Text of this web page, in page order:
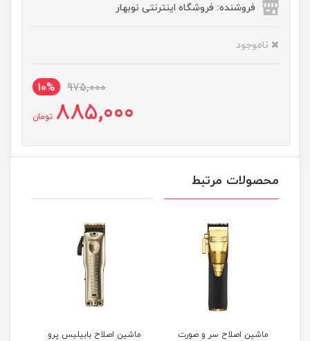
فروشنده: فروشگاه اینترنتی نوبهار
ناموجود
975,000
10%
885,000 تومان
محصولات مرتبط
ماشین اصلاح سر و صورت
ماشین اصلاح بابیلیس پرو